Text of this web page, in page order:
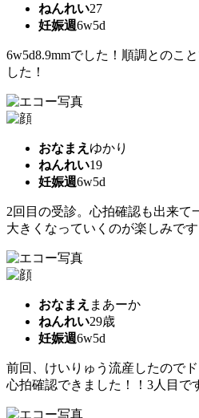
ねんれい27
妊娠週6w5d
6w5d8.9mmでした！順調とのこ
した！
おなまえ ゆかり
ねんれい19
妊娠週6w5d
2回目の受診。心拍確認も出来て
大きくなっていくのが楽しみです
おなまえ まあーか
ねんれい29歳
妊娠週6w5d
前回、けいりゅう流産したので
心拍確認できました！！3人目で